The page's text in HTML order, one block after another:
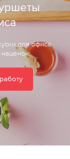
для офиса